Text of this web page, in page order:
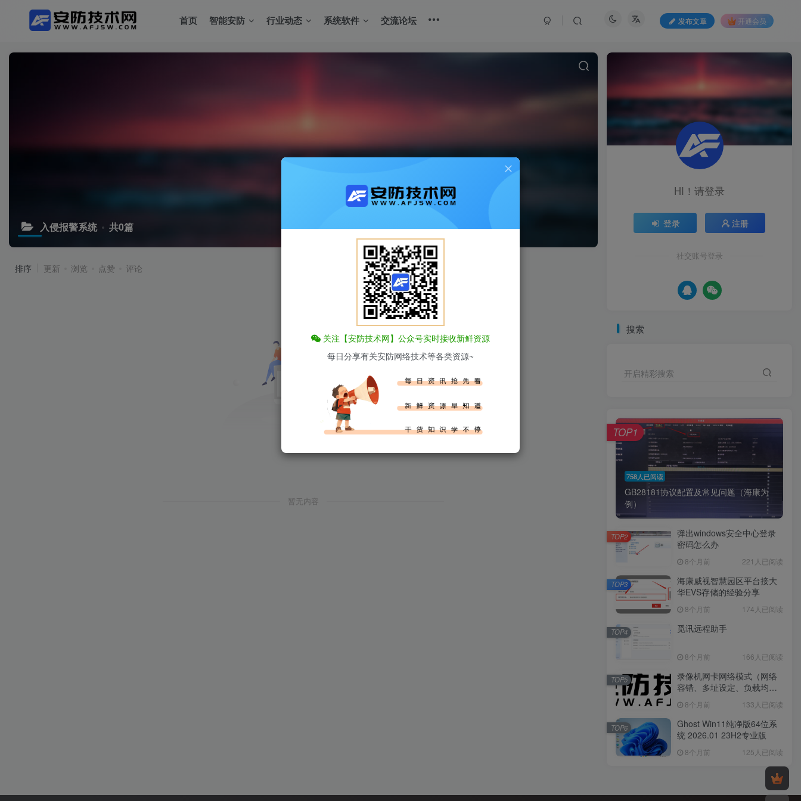
首页 智能安防 行业动态 系统软件 交流论坛 发布文章 开通会员
入侵报警系统 共0篇
排序 更新 浏览 点赞 评论
暂无内容
HI！请登录
登录 注册
社交账号登录
搜索
开启精彩搜索
758人已阅读
GB28181协议配置及常见问题（海康为
例）
TOP1
弹出windows安全中心登录
密码怎么办
8个月前 221人已阅读
TOP2
海康威视智慧园区平台接大
华EVS存储的经验分享
8个月前 174人已阅读
TOP3
觅讯远程助手
8个月前 166人已阅读
TOP4
录像机网卡网络模式（网络
容错、多址设定、负载均
8个月前 133人已阅读
TOP5
Ghost Win11纯净版64位系
统 2026.01 23H2专业版
8个月前 125人已阅读
TOP6
关注【安防技术网】公众号实时接收新鲜资源
每日分享有关安防网络技术等各类资源~